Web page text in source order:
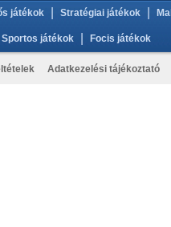
játékok Stratégiai játékok
Sportos játékok Focis játékok
Adatkezelési tájékoztató